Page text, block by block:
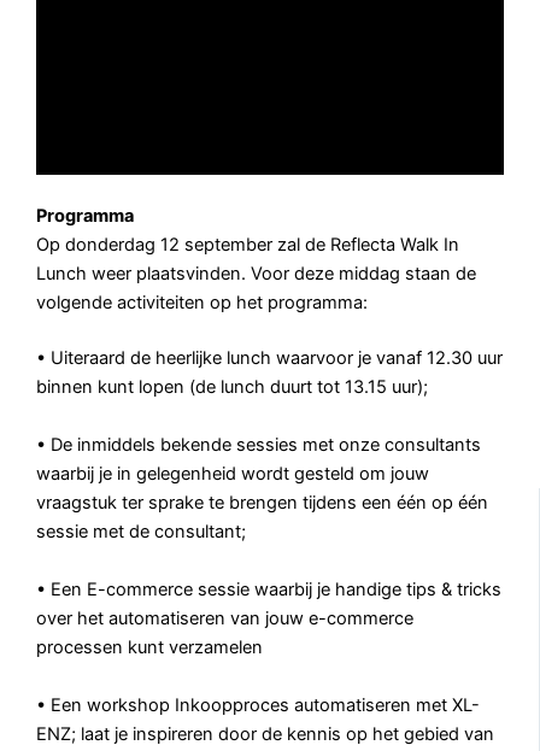
Programma
Op donderdag 12 september zal de Reflecta Walk In
Lunch weer plaatsvinden. Voor deze middag staan de
volgende activiteiten op het programma:
• Uiteraard de heerlijke lunch waarvoor je vanaf 12.30 uur
binnen kunt lopen (de lunch duurt tot 13.15 uur);
• De inmiddels bekende sessies met onze consultants
waarbij je in gelegenheid wordt gesteld om jouw
vraagstuk ter sprake te brengen tijdens een één op één
sessie met de consultant;
• Een E-commerce sessie waarbij je handige tips & tricks
over het automatiseren van jouw e-commerce
processen kunt verzamelen
• Een workshop Inkoopproces automatiseren met XL-
ENZ; laat je inspireren door de kennis op het gebied van